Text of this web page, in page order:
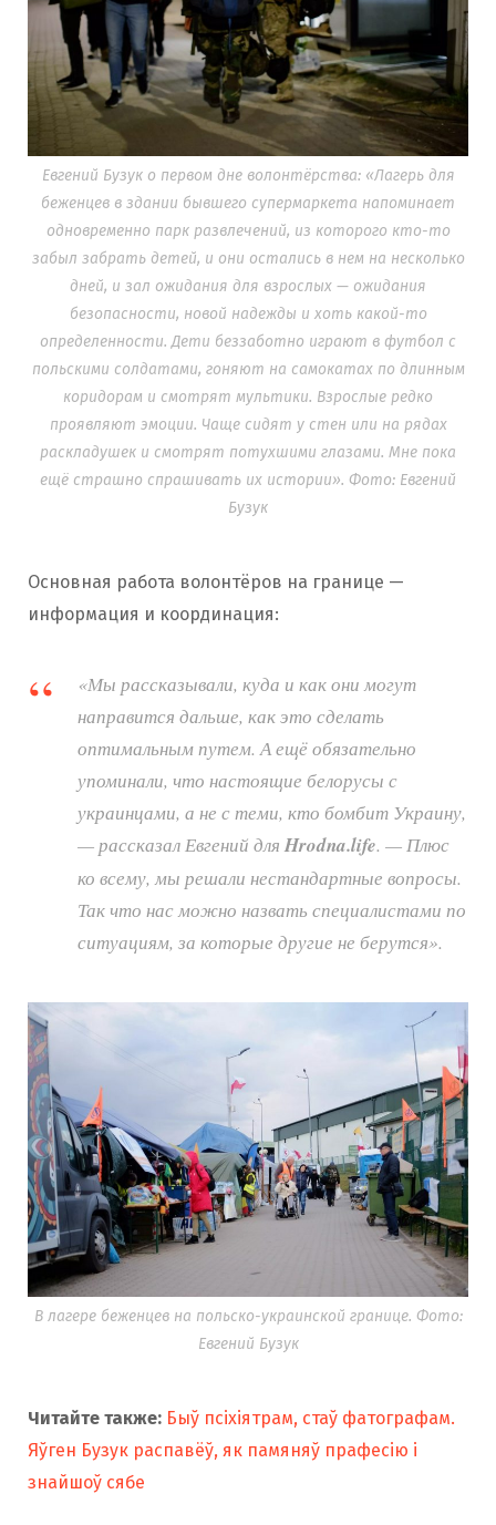
Евгений Бузук о первом дне волонтёрства: «Лагерь для
беженцев в здании бывшего супермаркета напоминает
одновременно парк развлечений, из которого кто-то
забыл забрать детей, и они остались в нем на несколько
дней, и зал ожидания для взрослых — ожидания
безопасности, новой надежды и хоть какой-то
определенности. Дети беззаботно играют в футбол с
польскими солдатами, гоняют на самокатах по длинным
коридорам и смотрят мультики. Взрослые редко
проявляют эмоции. Чаще сидят у стен или на рядах
раскладушек и смотрят потухшими глазами. Мне пока
ещё страшно спрашивать их истории». Фото: Евгений
Бузук
Основная работа волонтёров на границе —
информация и координация:
«Мы рассказывали, куда и как они могут
направится дальше, как это сделать
оптимальным путем. А ещё обязательно
упоминали, что настоящие белорусы с
украинцами, а не с теми, кто бомбит Украину,
— рассказал Евгений для Hrodna.life. — Плюс
ко всему, мы решали нестандартные вопросы.
Так что нас можно назвать специалистами по
ситуациям, за которые другие не берутся».
В лагере беженцев на польско-украинской границе. Фото:
Евгений Бузук
Читайте также: Быў псіхіятрам, стаў фатографам.
Яўген Бузук распавёў, як памяняў прафесію і
знайшоў сябе